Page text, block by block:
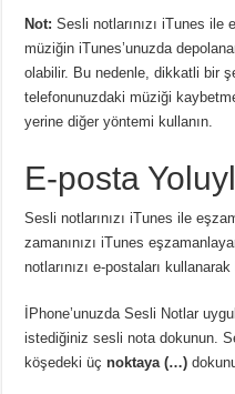
Not: Sesli notlarınızı iTunes ile
müziğin iTunes’unuzda
olabilir. Bu nedenle, dikkatli bir
telefonunuzdaki müziği
yerine diğer yöntemi kullanın.
E-posta
Sesli notlarınızı iTunes ile
zamanınızı iTunes
notlarınızı e-postaları
İPhone’unuzda Sesli Notlar
istediğiniz sesli nota dokunun.
köşedeki üçnoktaya (…)